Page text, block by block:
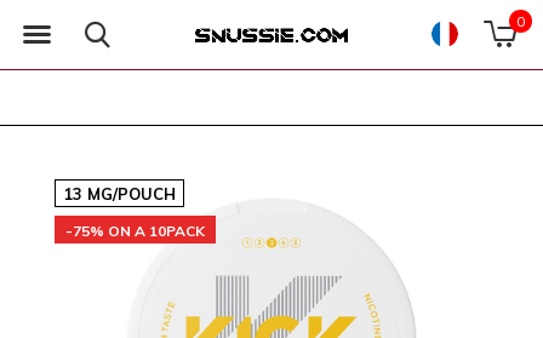
0
13 MG/POUCH
-75% ON A 10PACK